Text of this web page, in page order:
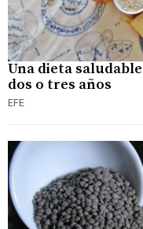
Una dieta
dos o tres años
EFE